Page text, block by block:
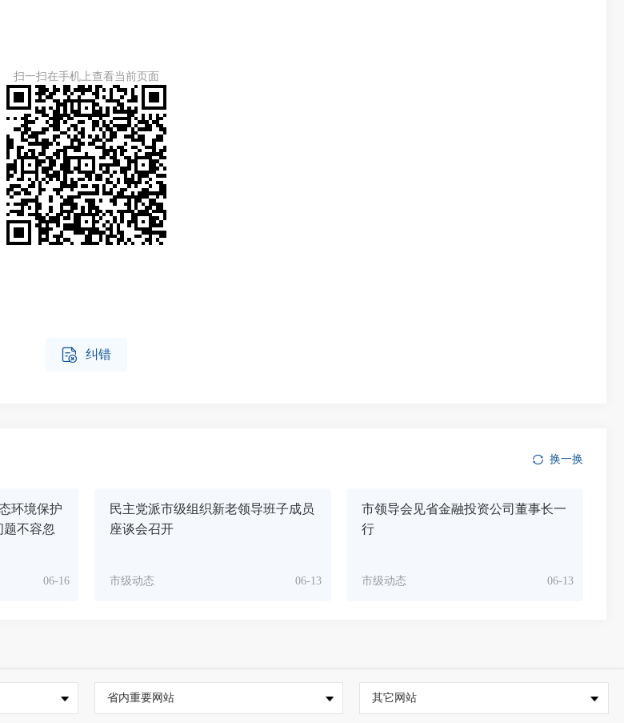
扫一扫在手机上查看当前页面
 纠错
换一换
环境保护
题不容忽
06-16
民主党派市级组织新老领导班子成员
座谈会召开
06-13
市级动态
市领导会见省金融投资公司董事长一
行
06-13
市级动态
省内重要网站 其它网站